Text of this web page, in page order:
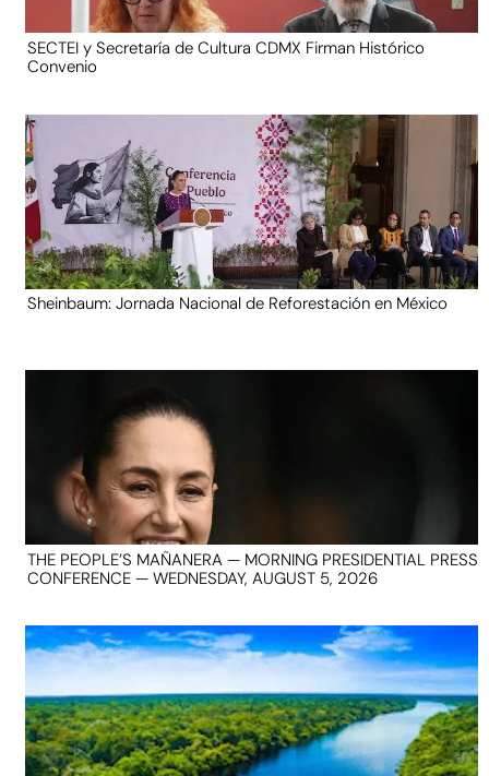
SECTEI y Secretaría de Cultura CDMX Firman Histórico
Convenio
Sheinbaum: Jornada Nacional de Reforestación en México
THE PEOPLE’S MAÑANERA — MORNING PRESIDENTIAL PRESS
CONFERENCE — WEDNESDAY, AUGUST 5, 2026